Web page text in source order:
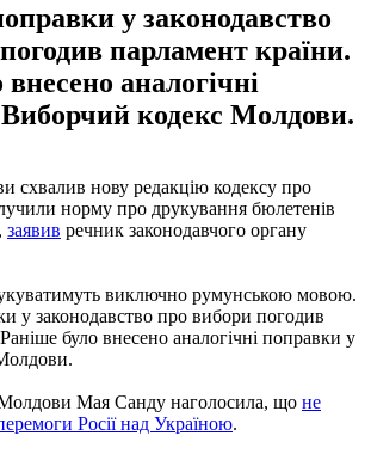
у законодавство
парламент країни.
аналогічні
кодекс Молдови.
схвалив нову редакцію кодексу про
норму про друкування бюлетенів
заявив речник законодавчого органу
виключно румунською мовою.
у законодавство про вибори погодив
було внесено аналогічні поправки у
Мая Санду наголосила, що не
Росії над Україною.